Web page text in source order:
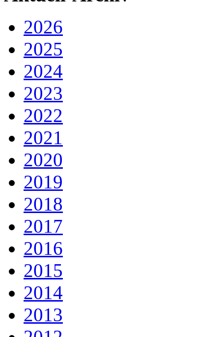
2026
2025
2024
2023
2022
2021
2020
2019
2018
2017
2016
2015
2014
2013